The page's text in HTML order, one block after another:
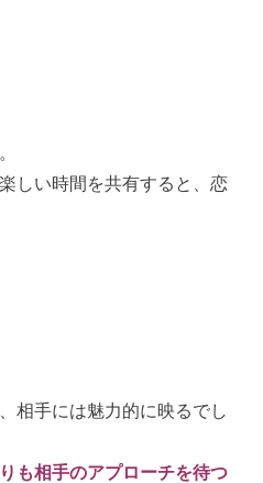
しい時間を共有すると、恋
相手には魅力的に映るでし
も相手のアプローチを待つ